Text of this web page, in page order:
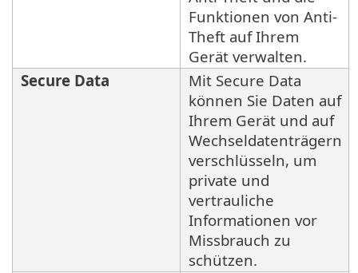
Funktionen von Anti-
Theft auf Ihrem
Gerät verwalten.
Secure Data
Mit Secure Data
können Sie Daten auf
Ihrem Gerät und auf
Wechseldatenträgern
verschlüsseln, um
private und
vertrauliche
Informationen vor
Missbrauch zu
schützen.